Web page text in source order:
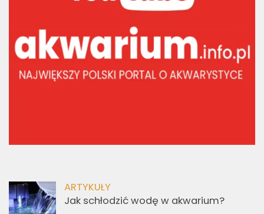
ARTYKUŁY
Jak schłodzić wodę w akwarium?